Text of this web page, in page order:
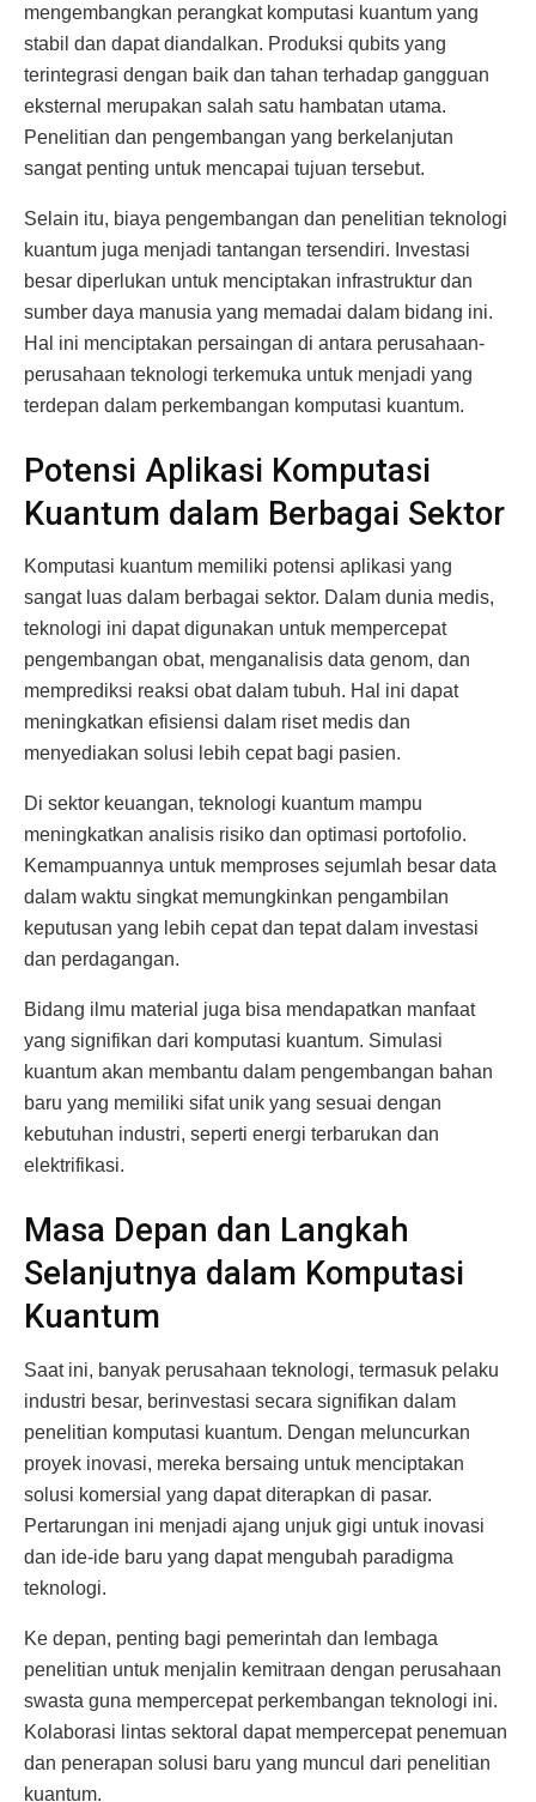
mengembangkan perangkat komputasi kuantum yang
stabil dan dapat diandalkan. Produksi qubits yang
terintegrasi dengan baik dan tahan terhadap gangguan
eksternal merupakan salah satu hambatan utama.
Penelitian dan pengembangan yang berkelanjutan
sangat penting untuk mencapai tujuan tersebut.
Selain itu, biaya pengembangan dan penelitian teknologi
kuantum juga menjadi tantangan tersendiri. Investasi
besar diperlukan untuk menciptakan infrastruktur dan
sumber daya manusia yang memadai dalam bidang ini.
Hal ini menciptakan persaingan di antara perusahaan-
perusahaan teknologi terkemuka untuk menjadi yang
terdepan dalam perkembangan komputasi kuantum.
Potensi Aplikasi Komputasi
Kuantum dalam Berbagai Sektor
Komputasi kuantum memiliki potensi aplikasi yang
sangat luas dalam berbagai sektor. Dalam dunia medis,
teknologi ini dapat digunakan untuk mempercepat
pengembangan obat, menganalisis data genom, dan
memprediksi reaksi obat dalam tubuh. Hal ini dapat
meningkatkan efisiensi dalam riset medis dan
menyediakan solusi lebih cepat bagi pasien.
Di sektor keuangan, teknologi kuantum mampu
meningkatkan analisis risiko dan optimasi portofolio.
Kemampuannya untuk memproses sejumlah besar data
dalam waktu singkat memungkinkan pengambilan
keputusan yang lebih cepat dan tepat dalam investasi
dan perdagangan.
Bidang ilmu material juga bisa mendapatkan manfaat
yang signifikan dari komputasi kuantum. Simulasi
kuantum akan membantu dalam pengembangan bahan
baru yang memiliki sifat unik yang sesuai dengan
kebutuhan industri, seperti energi terbarukan dan
elektrifikasi.
Masa Depan dan Langkah
Selanjutnya dalam Komputasi
Kuantum
Saat ini, banyak perusahaan teknologi, termasuk pelaku
industri besar, berinvestasi secara signifikan dalam
penelitian komputasi kuantum. Dengan meluncurkan
proyek inovasi, mereka bersaing untuk menciptakan
solusi komersial yang dapat diterapkan di pasar.
Pertarungan ini menjadi ajang unjuk gigi untuk inovasi
dan ide-ide baru yang dapat mengubah paradigma
teknologi.
Ke depan, penting bagi pemerintah dan lembaga
penelitian untuk menjalin kemitraan dengan perusahaan
swasta guna mempercepat perkembangan teknologi ini.
Kolaborasi lintas sektoral dapat mempercepat penemuan
dan penerapan solusi baru yang muncul dari penelitian
kuantum.